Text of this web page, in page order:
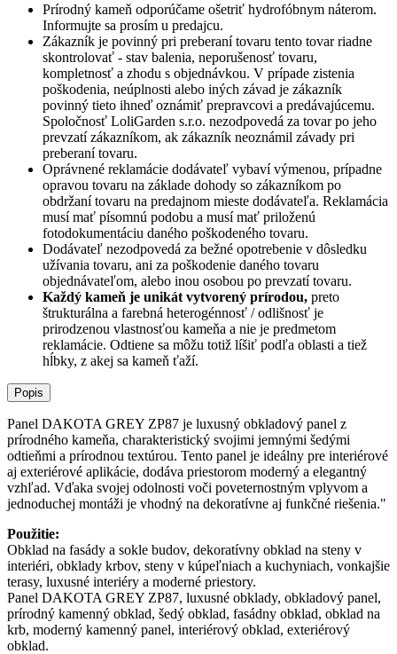
Prírodný kameň odporúčame ošetriť hydrofóbnym náterom.
Informujte sa prosím u predajcu.
Zákazník je povinný pri preberaní tovaru tento tovar riadne
skontrolovať - stav balenia, neporušenosť tovaru,
kompletnosť a zhodu s objednávkou. V prípade zistenia
poškodenia, neúplnosti alebo iných závad je zákazník
povinný tieto ihneď oznámiť prepravcovi a predávajúcemu.
Spoločnosť LoliGarden s.r.o. nezodpovedá za tovar po jeho
prevzatí zákazníkom, ak zákazník neoznámil závady pri
preberaní tovaru.
Oprávnené reklamácie dodávateľ vybaví výmenou, prípadne
opravou tovaru na základe dohody so zákazníkom po
obdržaní tovaru na predajnom mieste dodávateľa. Reklamácia
musí mať písomnú podobu a musí mať priloženú
fotodokumentáciu daného poškodeného tovaru.
Dodávateľ nezodpovedá za bežné opotrebenie v dôsledku
užívania tovaru, ani za poškodenie daného tovaru
objednávateľom, alebo inou osobou po prevzatí tovaru.
Každý kameň je unikát vytvorený prírodou, preto
štrukturálna a farebná heterogénnosť / odlišnosť je
prirodzenou vlastnosťou kameňa a nie je predmetom
reklamácie. Odtiene sa môžu totiž líšiť podľa oblasti a tiež
hĺbky, z akej sa kameň ťaží.
Popis
Panel DAKOTA GREY ZP87 je luxusný obkladový panel z
prírodného kameňa, charakteristický svojimi jemnými šedými
odtieňmi a prírodnou textúrou. Tento panel je ideálny pre interiérové
aj exteriérové aplikácie, dodáva priestorom moderný a elegantný
vzhľad. Vďaka svojej odolnosti voči poveternostným vplyvom a
jednoduchej montáži je vhodný na dekoratívne aj funkčné riešenia."
Použitie:
Obklad na fasády a sokle budov, dekoratívny obklad na steny v
interiéri, obklady krbov, steny v kúpeľniach a kuchyniach, vonkajšie
terasy, luxusné interiéry a moderné priestory.
Panel DAKOTA GREY ZP87, luxusné obklady, obkladový panel,
prírodný kamenný obklad, šedý obklad, fasádny obklad, obklad na
krb, moderný kamenný panel, interiérový obklad, exteriérový
obklad.